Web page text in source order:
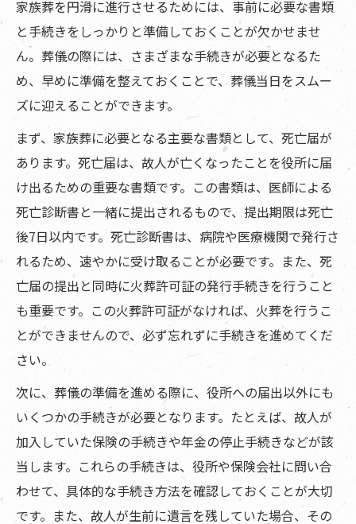
家族葬を円滑に進行させるためには、事前に必要な書類
と手続きをしっかりと準備しておくことが欠かせませ
ん。葬儀の際には、さまざまな手続きが必要となるた
め、早めに準備を整えておくことで、葬儀当日をスムー
ズに迎えることができます。
まず、家族葬に必要となる主要な書類として、死亡届が
あります。死亡届は、故人が亡くなったことを役所に届
け出るための重要な書類です。この書類は、医師による
死亡診断書と一緒に提出されるもので、提出期限は死亡
後7日以内です。死亡診断書は、病院や医療機関で発行さ
れるため、速やかに受け取ることが必要です。また、死
亡届の提出と同時に火葬許可証の発行手続きを行うこと
も重要です。この火葬許可証がなければ、火葬を行うこ
とができませんので、必ず忘れずに手続きを進めてくだ
さい。
次に、葬儀の準備を進める際に、役所への届出以外にも
いくつかの手続きが必要となります。たとえば、故人が
加入していた保険の手続きや年金の停止手続きなどが該
当します。これらの手続きは、役所や保険会社に問い合
わせて、具体的な手続き方法を確認しておくことが大切
です。また、故人が生前に遺言を残していた場合、その